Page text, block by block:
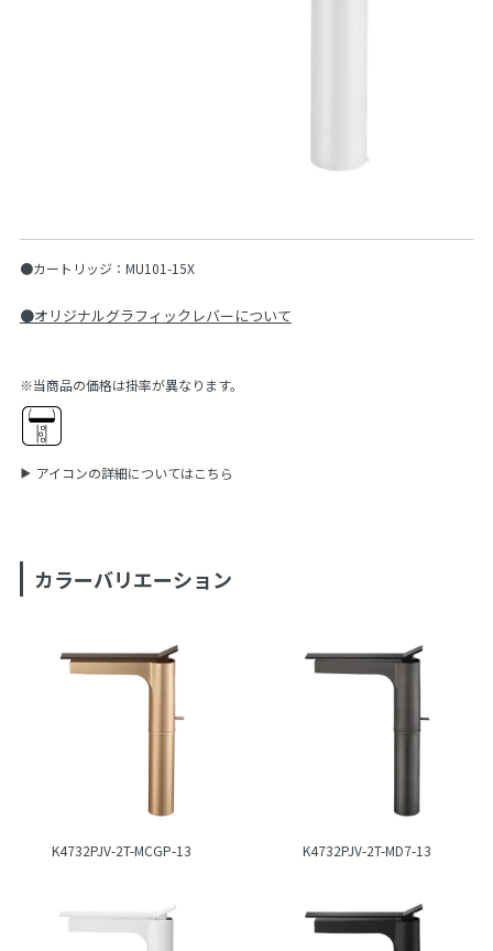
●カートリッジ：MU101-15X
●オリジナルグラフィックレバーについて
※当商品の価格は掛率が異なります。
アイコンの詳細についてはこちら
カラーバリエーション
K4732PJV-2T-MCGP-13 K4732PJV-2T-MD7-13